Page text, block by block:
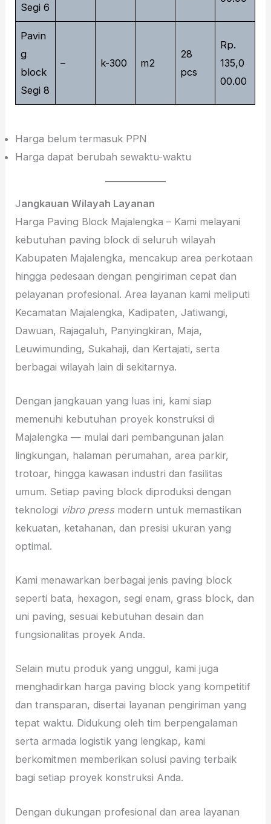
Segi 6
Pavin
g
block
Segi 8
– k-300 m2
28
pcs
Rp.
135,0
00.00
Harga belum termasuk PPN
Harga dapat berubah sewaktu-waktu
Jangkauan Wilayah Layanan
Harga Paving Block Majalengka – Kami melayani
kebutuhan paving block di seluruh wilayah
Kabupaten Majalengka, mencakup area perkotaan
hingga pedesaan dengan pengiriman cepat dan
pelayanan profesional. Area layanan kami meliputi
Kecamatan Majalengka, Kadipaten, Jatiwangi,
Dawuan, Rajagaluh, Panyingkiran, Maja,
Leuwimunding, Sukahaji, dan Kertajati, serta
berbagai wilayah lain di sekitarnya.
Dengan jangkauan yang luas ini, kami siap
memenuhi kebutuhan proyek konstruksi di
Majalengka — mulai dari pembangunan jalan
lingkungan, halaman perumahan, area parkir,
trotoar, hingga kawasan industri dan fasilitas
umum. Setiap paving block diproduksi dengan
teknologi vibro pressmodern untuk memastikan
kekuatan, ketahanan, dan presisi ukuran yang
optimal.
Kami menawarkan berbagai jenis paving block
seperti bata, hexagon, segi enam, grass block, dan
uni paving, sesuai kebutuhan desain dan
fungsionalitas proyek Anda.
Selain mutu produk yang unggul, kami juga
menghadirkan harga paving block yang kompetitif
dan transparan, disertai layanan pengiriman yang
tepat waktu. Didukung oleh tim berpengalaman
serta armada logistik yang lengkap, kami
berkomitmen memberikan solusi paving terbaik
bagi setiap proyek konstruksi Anda.
Dengan dukungan profesional dan area layanan